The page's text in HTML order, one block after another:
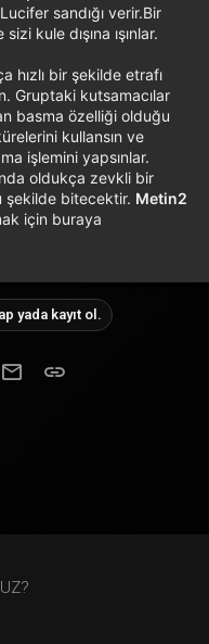
sandığı verir.Bir
kule dışına ışınlar.
hızlı bir şekilde etrafı
Gruptaki kutsamacılar
basma özelliği olduğu
kullansın ve
işlemini yapsınlar.
oldukça zevkli bir
şekilde bitecektir. Metin2
için buraya
yada kayıt ol.
E-posta